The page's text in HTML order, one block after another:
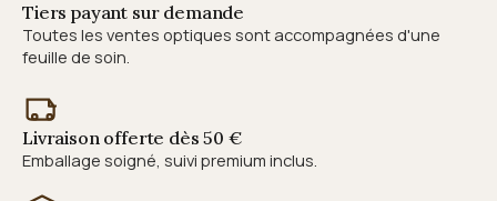
Tiers payant sur demande
Toutes les ventes optiques sont accompagnées d'une
feuille de soin.
Livraison offerte dès 50 €
Emballage soigné, suivi premium inclus.